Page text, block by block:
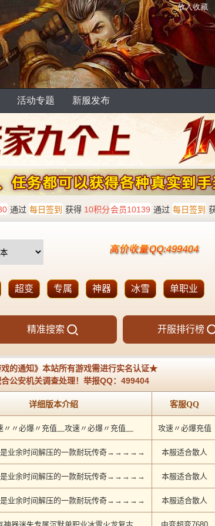
放入收藏
活动专题 新服发布